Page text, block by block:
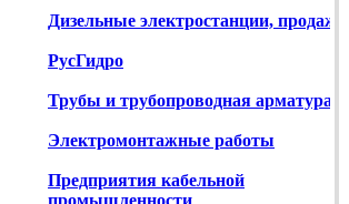
Дизельные электростанции, продажа
РусГидро
Трубы и трубопроводная арматура
Электромонтажные работы
Предприятия кабельной